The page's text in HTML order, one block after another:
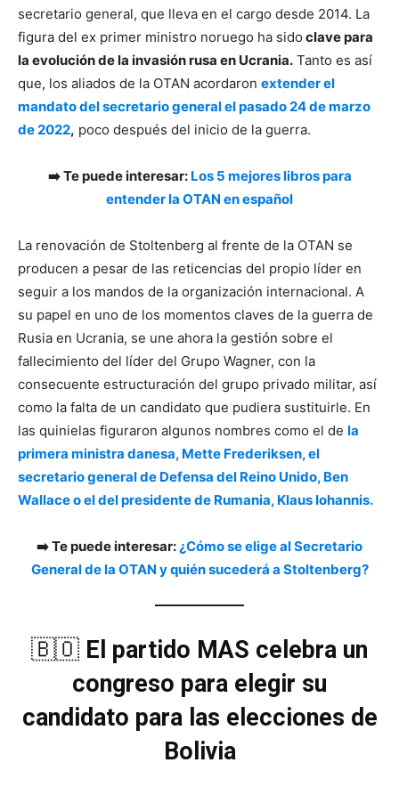
secretario general, que lleva en el cargo desde 2014. La
figura del ex primer ministro noruego ha sido clave para
la evolución de la invasión rusa en Ucrania. Tanto es así
que, los aliados de la OTAN acordaron extender el
mandato del secretario general el pasado 24 de marzo
de 2022, poco después del inicio de la guerra.
➡️ Te puede interesar: Los 5 mejores libros para
entender la OTAN en español
La renovación de Stoltenberg al frente de la OTAN se
producen a pesar de las reticencias del propio líder en
seguir a los mandos de la organización internacional. A
su papel en uno de los momentos claves de la guerra de
Rusia en Ucrania, se une ahora la gestión sobre el
fallecimiento del líder del Grupo Wagner, con la
consecuente estructuración del grupo privado militar, así
como la falta de un candidato que pudiera sustituirle. En
las quinielas figuraron algunos nombres como el de la
primera ministra danesa, Mette Frederiksen, el
secretario general de Defensa del Reino Unido, Ben
Wallace o el del presidente de Rumania, Klaus Iohannis.
➡️ Te puede interesar: ¿Cómo se elige al Secretario
General de la OTAN y quién sucederá a Stoltenberg?
🇧🇴 El partido MAS celebra un
congreso para elegir su
candidato para las elecciones de
Bolivia